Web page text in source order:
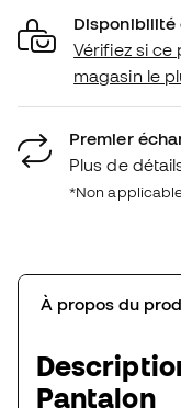
Disponibilité
Vérifiez si ce
magasin le
Premier
Plus de
*Non
À propos du
Pantalon